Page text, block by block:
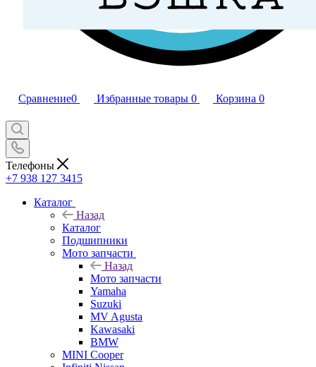
Сравнение0 Избранные товары 0 Корзина 0
Телефоны
+7 938 127 3415
Каталог
Назад
Каталог
Подшипники
Мото запчасти
Назад
Мото запчасти
Yamaha
Suzuki
MV Agusta
Kawasaki
BMW
MINI Cooper